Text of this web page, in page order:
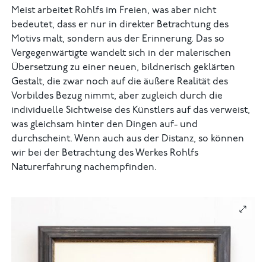
Meist arbeitet Rohlfs im Freien, was aber nicht
bedeutet, dass er nur in direkter Betrachtung des
Motivs malt, sondern aus der Erinnerung. Das so
Vergegenwärtigte wandelt sich in der malerischen
Übersetzung zu einer neuen, bildnerisch geklärten
Gestalt, die zwar noch auf die äußere Realität des
Vorbildes Bezug nimmt, aber zugleich durch die
individuelle Sichtweise des Künstlers auf das verweist,
was gleichsam hinter den Dingen auf- und
durchscheint. Wenn auch aus der Distanz, so können
wir bei der Betrachtung des Werkes Rohlfs
Naturerfahrung nachempfinden.